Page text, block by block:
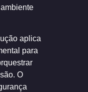
aplica
para
O